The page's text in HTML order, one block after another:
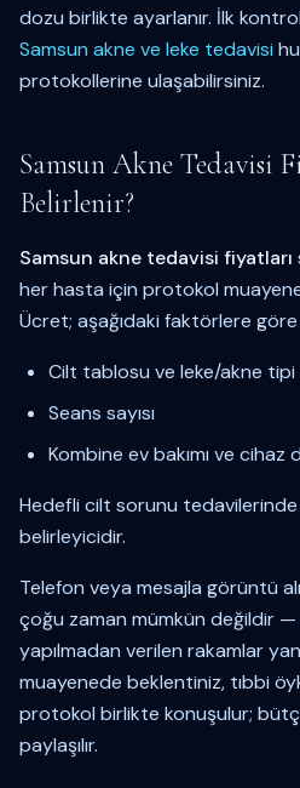
dozu birlikte ayarlanır. İlk
Samsun akne ve leke tedavisi
protokollerine ulaşabilirsiniz.
Samsun Akne Tedavisi
Belirlenir?
Samsun akne tedavisi fiyatları
her hasta için protokol
Ücret; aşağıdaki faktörlere
Cilt tablosu ve leke/akne tipi
Seans sayısı
Kombine ev bakımı ve cihaz
Hedefli cilt sorunu
belirleyicidir.
Telefon veya mesajla görüntü
çoğu zaman mümkün değildir
yapılmadan verilen rakamlar
muayenede beklentiniz, tıbbi
protokol birlikte konuşulur;
paylaşılır.